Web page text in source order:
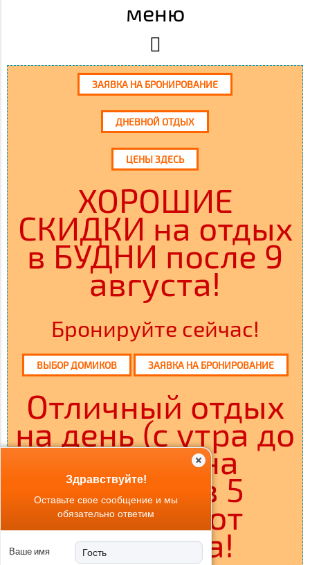
меню
ЗАЯВКА НА БРОНИРОВАНИЕ
ДНЕВНОЙ ОТДЫХ
ЦЕНЫ ЗДЕСЬ
ХОРОШИЕ
СКИДКИ на отдых
в БУДНИ после 9
августа!
Бронируйте сейчас!
ВЫБОР ДОМИКОВ ЗАЯВКА НА БРОНИРОВАНИЕ
Отличный отдых
на день (с утра до
вечера) на
острове в 5
минутах от
Саратова!
Здравствуйте!
Оставьте свое сообщение и мы
обязательно ответим
Ваше имя